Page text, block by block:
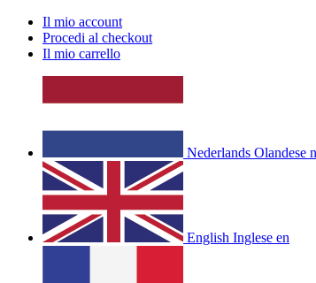
Il mio account
Procedi al checkout
Il mio carrello
Nederlands Olandese
English Inglese en